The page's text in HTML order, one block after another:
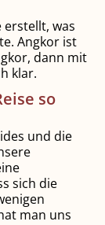
erstellt, was
Angkor ist
dann mit
klar.
so
und die
sich die
man uns